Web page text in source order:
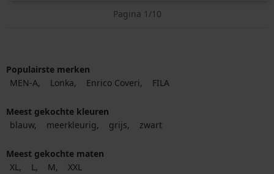
Pagina 1/10
Populairste merken
MEN-A
Lonka Enrico Coveri FILA
Meest gekochte kleuren
blauw
meerkleurig grijs zwart
Meest gekochte maten
XL
L M XXL